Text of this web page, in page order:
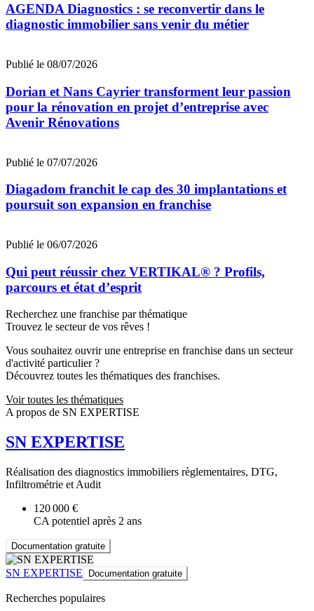
AGENDA Diagnostics : se reconvertir dans le
diagnostic immobilier sans venir du métier
Publié le 08/07/2026
Dorian et Nans Cayrier transforment leur passion
pour la rénovation en projet d’entreprise avec
Avenir Rénovations
Publié le 07/07/2026
Diagadom franchit le cap des 30 implantations et
poursuit son expansion en franchise
Publié le 06/07/2026
Qui peut réussir chez VERTIKAL® ? Profils,
parcours et état d’esprit
Recherchez une franchise par thématique
Trouvez le secteur de vos rêves !
Vous souhaitez ouvrir une entreprise en franchise dans un secteur
d'activité particulier ?
Découvrez toutes les thématiques des franchises.
Voir toutes les thématiques
A propos de SN EXPERTISE
SN EXPERTISE
Réalisation des diagnostics immobiliers règlementaires, DTG,
Infiltrométrie et Audit
120 000 €
CA potentiel après 2 ans
Documentation gratuite
SN EXPERTISE Documentation gratuite
Recherches populaires